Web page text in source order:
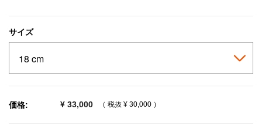
サイズ
価格: ¥ 33,000 （ 税抜 ¥ 30,000 ）